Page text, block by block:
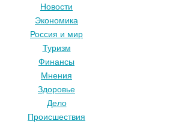
Новости
Экономика
Россия и мир
Туризм
Финансы
Мнения
Здоровье
Дело
Происшествия